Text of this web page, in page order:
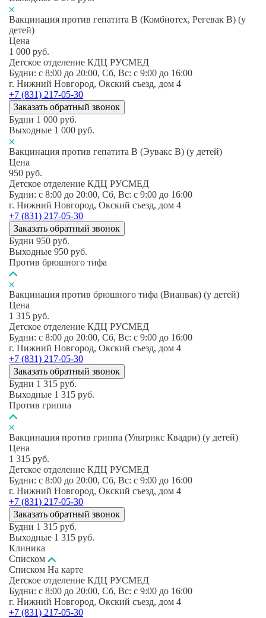
Вакцинация против гепатита В (Комбиотех, Регевак В) (у
детей)
Цена
1 000 руб.
Детское отделение КДЦ РУСМЕД
Будни: c 8:00 до 20:00, Сб, Вс: c 9:00 до 16:00
г. Нижний Новгород, Окский съезд, дом 4
+7 (831) 217-05-30
Заказать обратный звонок
Будни 1 000 руб.
Выходные 1 000 руб.
Вакцинация против гепатита В (Эувакс В) (у детей)
Цена
950 руб.
Детское отделение КДЦ РУСМЕД
Будни: c 8:00 до 20:00, Сб, Вс: c 9:00 до 16:00
г. Нижний Новгород, Окский съезд, дом 4
+7 (831) 217-05-30
Заказать обратный звонок
Будни 950 руб.
Выходные 950 руб.
Против брюшного тифа
Вакцинация против брюшного тифа (Вианвак) (у детей)
Цена
1 315 руб.
Детское отделение КДЦ РУСМЕД
Будни: c 8:00 до 20:00, Сб, Вс: c 9:00 до 16:00
г. Нижний Новгород, Окский съезд, дом 4
+7 (831) 217-05-30
Заказать обратный звонок
Будни 1 315 руб.
Выходные 1 315 руб.
Против гриппа
Вакцинация против гриппа (Ультрикс Квадри) (у детей)
Цена
1 315 руб.
Детское отделение КДЦ РУСМЕД
Будни: c 8:00 до 20:00, Сб, Вс: c 9:00 до 16:00
г. Нижний Новгород, Окский съезд, дом 4
+7 (831) 217-05-30
Заказать обратный звонок
Будни 1 315 руб.
Выходные 1 315 руб.
Клиника
Списком
Списком На карте
Детское отделение КДЦ РУСМЕД
Будни: c 8:00 до 20:00, Сб, Вс: c 9:00 до 16:00
г. Нижний Новгород, Окский съезд, дом 4
+7 (831) 217-05-30